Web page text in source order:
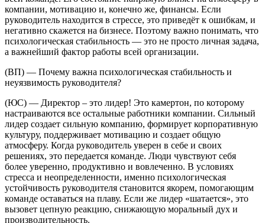
компании, мотивацию и, конечно же, финансы. Если
руководитель находится в стрессе, это приведёт к ошибкам, и
негативно скажется на бизнесе. Поэтому важно понимать, что
психологическая стабильность — это не просто личная задача,
а важнейший фактор работы всей организации.
(ВП) — Почему важна психологическая стабильность и
неуязвимость руководителя?
(ЮС) — Директор – это лидер! Это камертон, по которому
настраиваются все остальные работники компании. Сильный
лидер создает сильную компанию, формирует корпоративную
культуру, поддерживает мотивацию и создает общую
атмосферу. Когда руководитель уверен в себе и своих
решениях, это передается команде. Люди чувствуют себя
более уверенно, продуктивно и вовлеченно. В условиях
стресса и неопределенности, именно психологическая
устойчивость руководителя становится якорем, помогающим
команде оставаться на плаву. Если же лидер «шатается», это
вызовет цепную реакцию, снижающую моральный дух и
производительность.